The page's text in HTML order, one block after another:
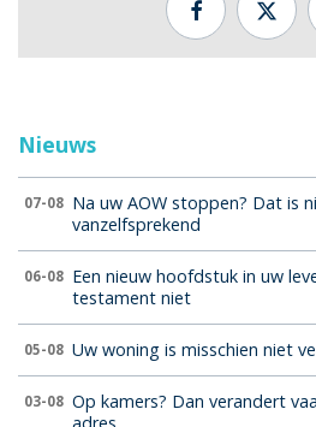
Nieuws
07-08 Na uw AOW stoppen? Dat is
vanzelfsprekend
06-08 Een nieuw hoofdstuk in uw
testament niet
05-08 Uw woning is misschien niet
03-08 Op kamers? Dan verandert